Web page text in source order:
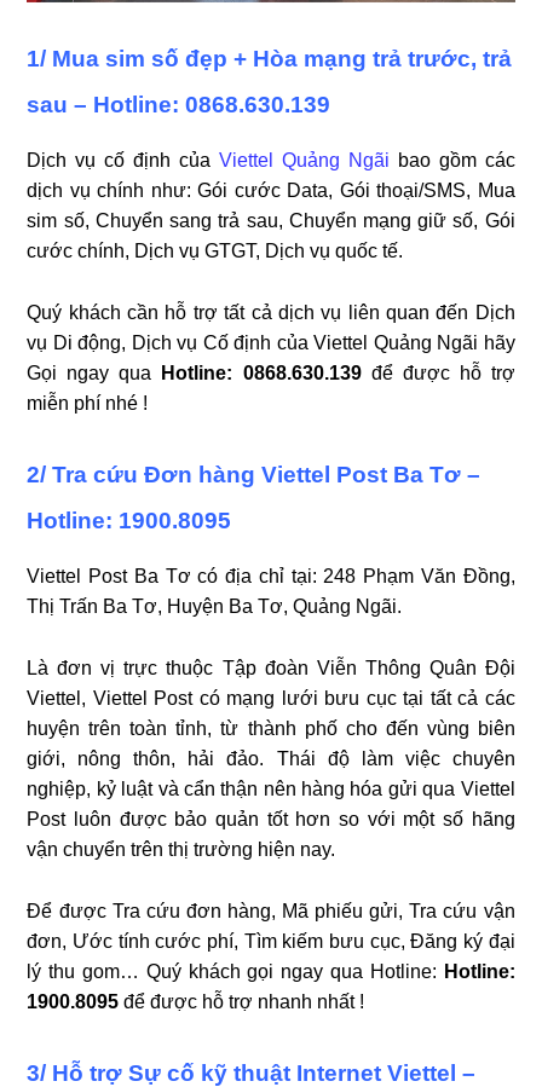
1/ Mua sim số đẹp + Hòa mạng trả trước, trả
sau – Hotline: 0868.630.139
Dịch vụ cố định của Viettel Quảng Ngãi bao gồm các
dịch vụ chính như: Gói cước Data, Gói thoại/SMS, Mua
sim số, Chuyển sang trả sau, Chuyển mạng giữ số, Gói
cước chính, Dịch vụ GTGT, Dịch vụ quốc tế.
Quý khách cần hỗ trợ tất cả dịch vụ liên quan đến Dịch
vụ Di động, Dịch vụ Cố định của Viettel Quảng Ngãi hãy
Gọi ngay qua
Hotline: 0868.630.139 để được hỗ trợ
miễn phí nhé !
2/ Tra cứu Đơn hàng Viettel Post Ba Tơ –
Hotline: 1900.8095
Viettel Post Ba Tơ có địa chỉ tại: 248 Phạm Văn Đồng,
Thị Trấn Ba Tơ, Huyện Ba Tơ, Quảng Ngãi.
Là đơn vị trực thuộc Tập đoàn Viễn Thông Quân Đội
Viettel, Viettel Post có mạng lưới bưu cục tại tất cả các
huyện trên toàn tỉnh, từ thành phố cho đến vùng biên
giới, nông thôn, hải đảo. Thái độ làm việc chuyên
nghiệp, kỷ luật và cẩn thận nên hàng hóa gửi qua Viettel
Post luôn được bảo quản tốt hơn so với một số hãng
vận chuyển trên thị trường hiện nay.
Để được Tra cứu đơn hàng, Mã phiếu gửi, Tra cứu vận
đơn, Ước tính cước phí, Tìm kiếm bưu cục, Đăng ký đại
lý thu gom… Quý khách gọi ngay qua Hotline: Hotline:
1900.8095 để được hỗ trợ nhanh nhất !
3/ Hỗ trợ Sự cố kỹ thuật Internet Viettel –